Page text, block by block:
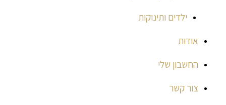
ילדים ותינוקות
אודות
החשבון שלי
צור קשר